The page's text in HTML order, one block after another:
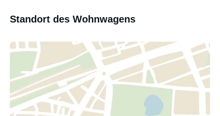
Standort des Wohnwagens